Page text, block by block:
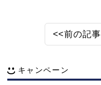
<<前の記事
キャンペーン